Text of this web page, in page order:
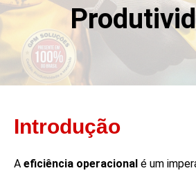
Introdução
A eficiência operacional é um